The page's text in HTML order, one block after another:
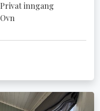
Privat inngang
Ovn